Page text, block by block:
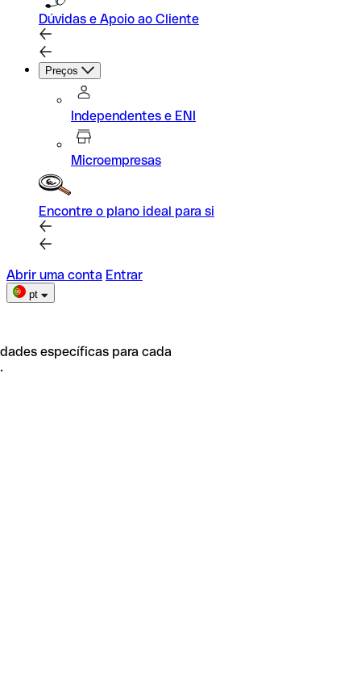
Dúvidas e Apoio ao Cliente
Preços
Independentes e ENI
Microempresas
Encontre o plano ideal para si
Abrir uma conta Entrar
pt
específicas para cada